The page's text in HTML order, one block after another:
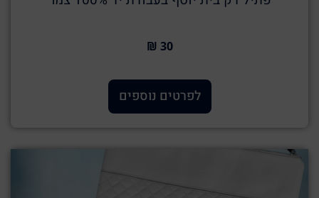
30 ₪
לפרטים נוספים